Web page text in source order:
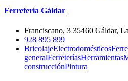
Ferretería Gáldar
Franciscano, 3 35460 Gáldar,
928 895 899
BricolajeElectrodomésticos
generalFerreteríasHerramientas
construcciónPintura